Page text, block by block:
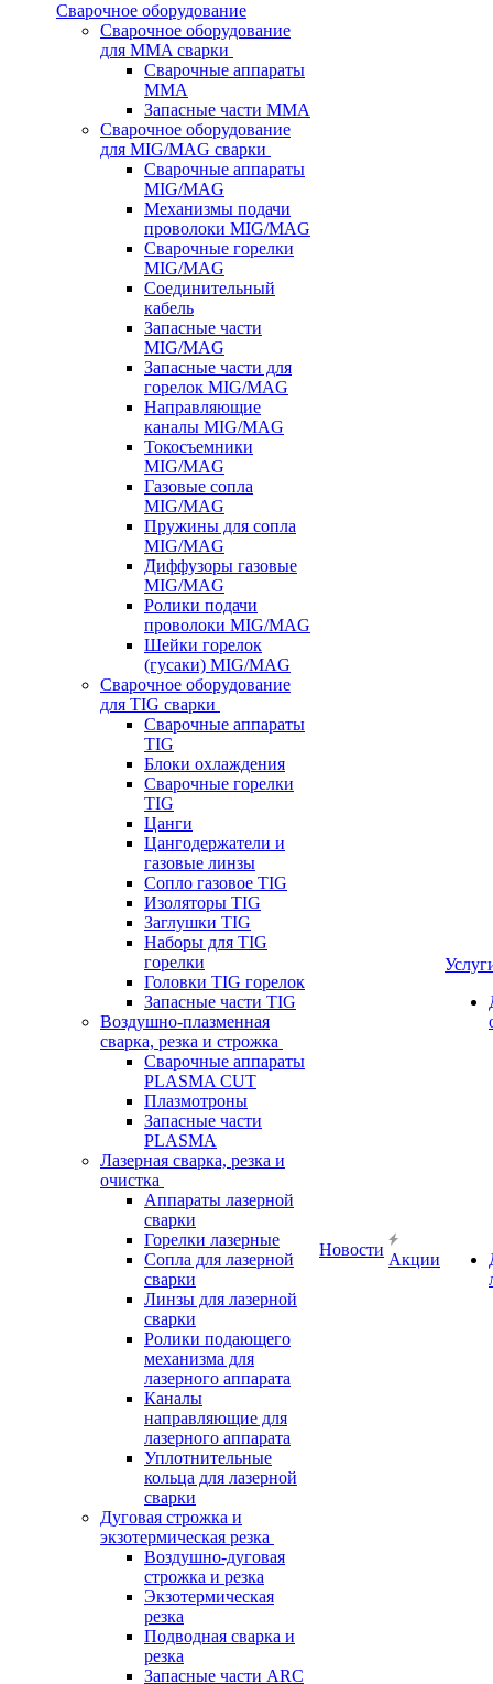
Сварочное оборудование
Сварочное оборудование
для MMA сварки
Сварочные аппараты
MMA
Запасные части MMA
Сварочное оборудование
для MIG/MAG сварки
Сварочные аппараты
MIG/MAG
Механизмы подачи
проволоки MIG/MAG
Сварочные горелки
MIG/MAG
Соединительный
кабель
Запасные части
MIG/MAG
Запасные части для
горелок MIG/MAG
Направляющие
каналы MIG/MAG
Токосъемники
MIG/MAG
Газовые сопла
MIG/MAG
Пружины для сопла
MIG/MAG
Диффузоры газовые
MIG/MAG
Ролики подачи
проволоки MIG/MAG
Шейки горелок
(гусаки) MIG/MAG
Сварочное оборудование
для TIG сварки
Сварочные аппараты
TIG
Блоки охлаждения
Сварочные горелки
TIG
Цанги
Цангодержатели и
газовые линзы
Сопло газовое TIG
Изоляторы TIG
Заглушки TIG
Наборы для TIG
горелки
Головки TIG горелок
Запасные части TIG
Воздушно-плазменная
сварка, резка и строжка
Сварочные аппараты
PLASMA CUT
Плазмотроны
Запасные части
PLASMA
Лазерная сварка, резка и
очистка
Аппараты лазерной
сварки
Горелки лазерные
Сопла для лазерной
сварки
Линзы для лазерной
сварки
Ролики подающего
механизма для
лазерного аппарата
Каналы
направляющие для
лазерного аппарата
Уплотнительные
кольца для лазерной
сварки
Дуговая строжка и
экзотермическая резка
Воздушно-дуговая
строжка и резка
Экзотермическая
резка
Подводная сварка и
резка
Запасные части ARC
Новости
Акции